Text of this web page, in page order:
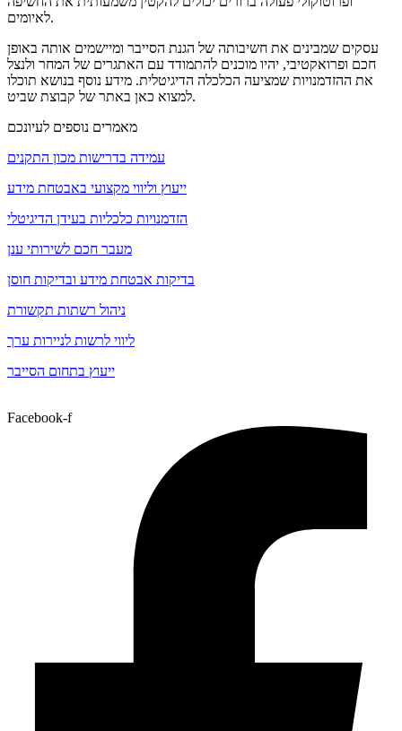
לאיומים.
עסקים שמבינים את חשיבותה של הגנת הסייבר ומיישמים אותה באופן
חכם ופרואקטיבי, יהיו מוכנים להתמודד עם האתגרים של המחר ולנצל
את ההזדמנויות שמציעה הכלכלה הדיגיטלית. מידע נוסף בנושא תוכלו
למצוא כאן באתר של קבוצת שביט.
מאמרים נוספים לעיונכם
עמידה בדרישות מכון התקנים
ייעוץ וליווי מקצועי באבטחת מידע
הזדמנויות כלכליות בעידן הדיגיטלי
מעבר חכם לשירותי ענן
בדיקות אבטחת מידע ובדיקות חוסן
ניהול רשתות תקשורת
ליווי לרשות לניירות ערך
ייעוץ בתחום הסייבר
Facebook-f